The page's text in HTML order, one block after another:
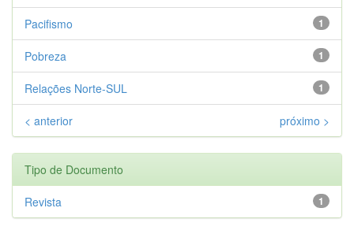
1
Pacifismo
1
Pobreza
1
Relações Norte-SUL
< anterior próximo >
Tipo de Documento
1
Revista